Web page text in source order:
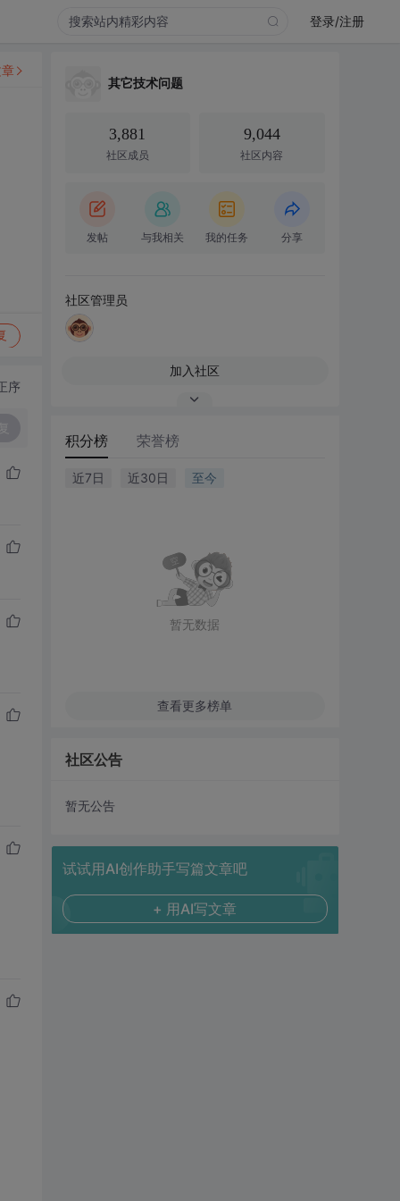
登录/注册
序
其它技术问题
3,881
社区成员
9,044
社区内容
发帖 与我相关 我的任务 分享
社区管理员
加入社区
积分榜 荣誉榜
近7日 近30日 至今
暂无数据
查看更多榜单
社区公告
暂无公告
试试用AI创作助手写篇文章吧
+ 用AI写文章